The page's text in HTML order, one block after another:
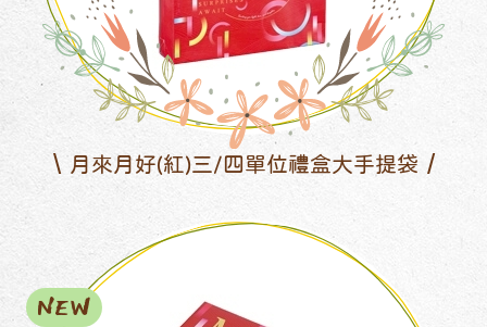
月來月好(紅)三/四單位禮盒大手提袋
NEW